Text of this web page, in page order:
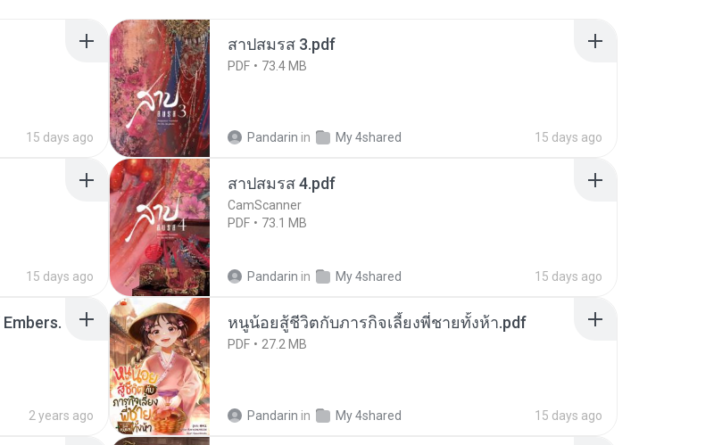
15 days ago
สาปสมรส 3.pdf
PDF 73.4 MB
Pandarin in My 4shared 15 days ago
15 days ago
สาปสมรส 4.pdf
CamScanner
PDF
73.1 MB
Pandarin in My 4shared 15 days ago
2 years ago
หนูน้อยสู้ชีวิตกับภารกิจเลี้ยงพี่ชายทั้งห้า.pdf
PDF 27.2 MB
Pandarin in My 4shared 15 days ago